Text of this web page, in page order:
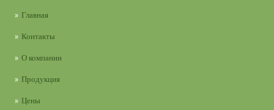
Главная
Контакты
О компании
Продукция
Цены